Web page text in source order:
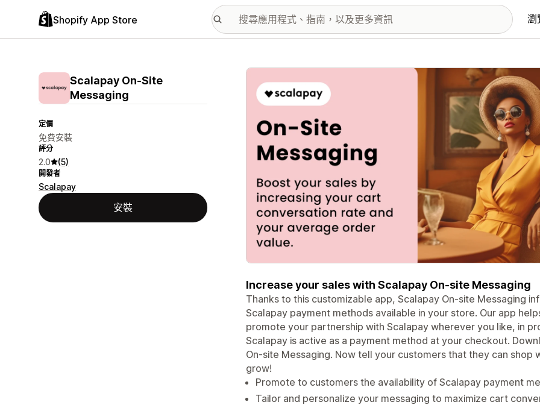
Shopify App Store 瀏
Scalapay On‑Site
Messaging
定價
免費安裝
評分
2.0 (5)
開發者
Scalapay
安裝
主要圖片圖庫
Increase your sales with Scalapay On-site Messaging
Thanks to this customizable app, Scalapay On-site Messaging
Scalapay payment methods available in your store. Our app
promote your partnership with Scalapay wherever you like, in
Scalapay is active as a payment method at your checkout.
On-site Messaging. Now tell your customers that they can shop
grow!
Promote to customers the availability of Scalapay payment
Tailor and personalize your messaging to maximize cart